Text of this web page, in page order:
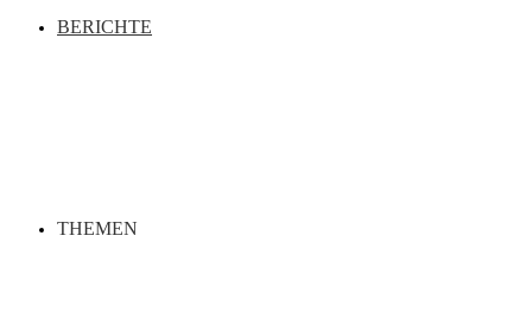
BERICHTE
THEMEN